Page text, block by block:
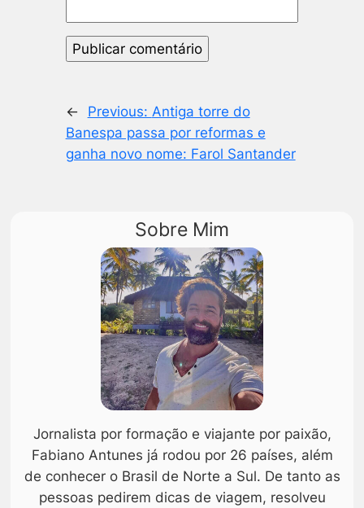
← Previous: Antiga torre do
Banespa passa por reformas e
ganha novo nome: Farol Santander
Sobre Mim
Jornalista por formação e viajante por paixão,
Fabiano Antunes já rodou por 26 países, além
de conhecer o Brasil de Norte a Sul. De tanto as
pessoas pedirem dicas de viagem, resolveu